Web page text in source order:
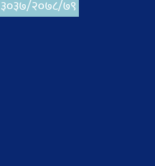
३०३७/२०७८/७९